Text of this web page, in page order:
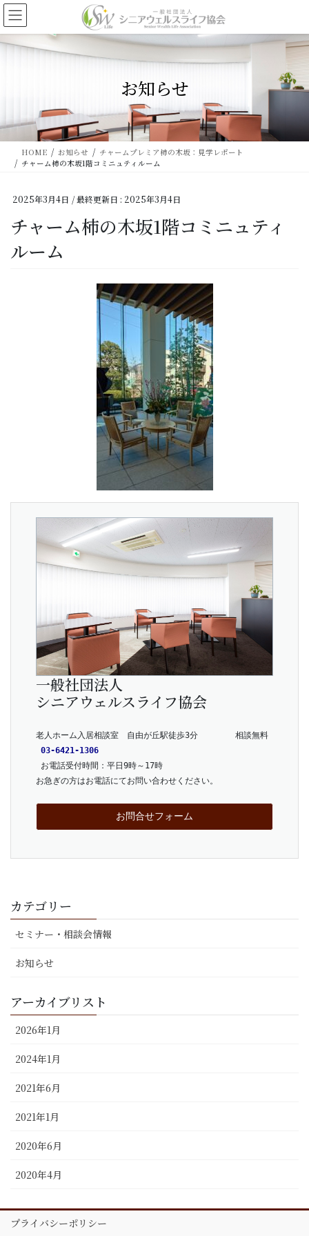
コ
ン
テ
ン
ナ
ビ
ゲ
ー
移
お知らせ
HOME お知らせ
チャームプレミア柿の木坂：見学レポート
チャーム柿の木坂1階コミニュティルーム
2025年3月4日 / 最終更新日 : 2025年3月4日
チャーム柿の木坂1階コミニュティ
ルーム
一般社団法人
シニアウェルスライフ協会
老人ホーム入居相談室　自由が丘駅徒歩3分　      相談無料
03-6421-1306
お電話受付時間：平日9時～17時
お急ぎの方はお電話にてお問い合わせください。
お問合せフォーム
カテゴリー
セミナー・相談会情報
お知らせ
アーカイブリスト
2026年1月
2024年1月
2021年6月
2021年1月
2020年6月
2020年4月
プライバシーポリシー